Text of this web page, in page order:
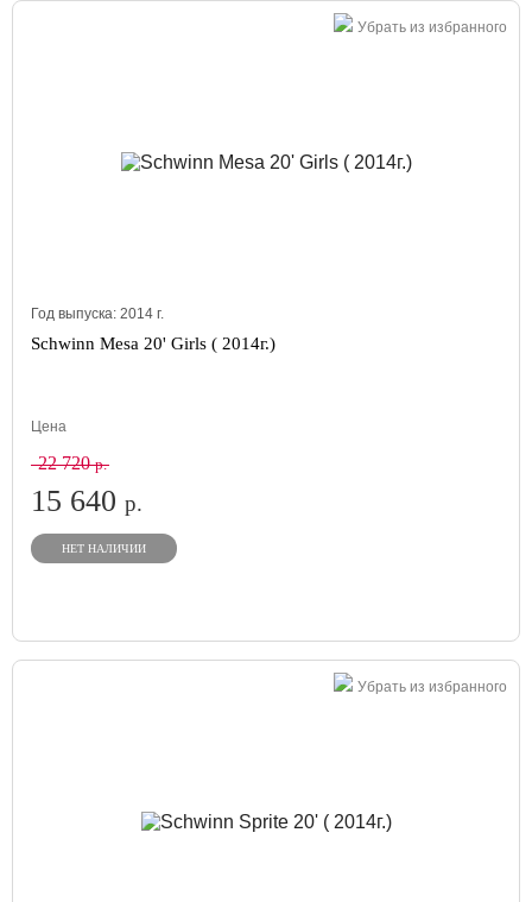
Убрать из избранного
Год выпуска: 2014 г.
Schwinn Mesa 20' Girls ( 2014г.)
Цена
22 720р.
15 640 р.
НЕТ НАЛИЧИИ
Убрать из избранного